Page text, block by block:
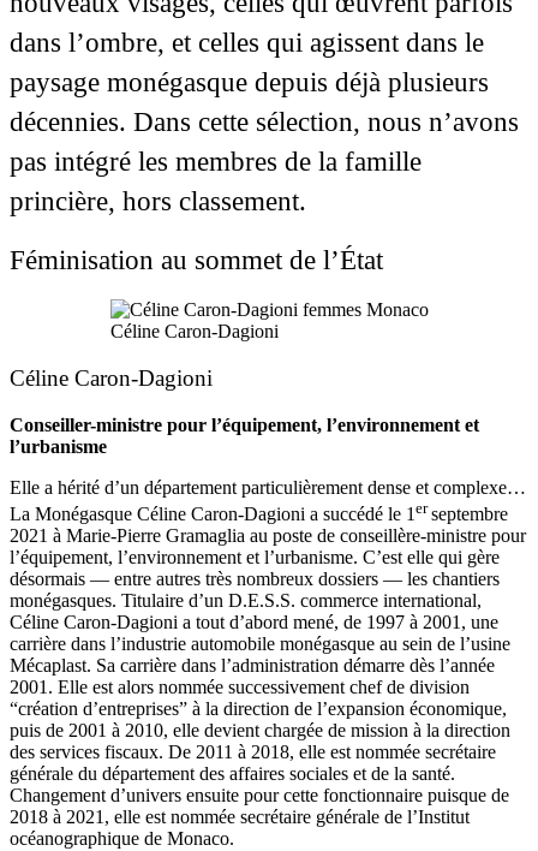
dans l’ombre, et celles qui agissent dans le
paysage monégasque depuis déjà plusieurs
décennies. Dans cette sélection, nous n’avons
pas intégré les membres de la famille
princière, hors classement.
Féminisation au sommet de l’État
Céline Caron-Dagioni
Céline Caron-Dagioni
Conseiller-ministre pour l’équipement, l’environnement et
l’urbanisme
Elle a hérité d’un département particulièrement dense et complexe…
La Monégasque Céline Caron-Dagioni a succédé le 1 erseptembre
2021 à Marie-Pierre Gramaglia au poste de conseillère-ministre pour
l’équipement, l’environnement et l’urbanisme. C’est elle qui gère
désormais — entre autres très nombreux dossiers — les chantiers
monégasques. Titulaire d’un D.E.S.S. commerce international,
Céline Caron-Dagioni a tout d’abord mené, de 1997 à 2001, une
carrière dans l’industrie automobile monégasque au sein de l’usine
Mécaplast. Sa carrière dans l’administration démarre dès l’année
2001. Elle est alors nommée successivement chef de division
“création d’entreprises” à la direction de l’expansion économique,
puis de 2001 à 2010, elle devient chargée de mission à la direction
des services fiscaux. De 2011 à 2018, elle est nommée secrétaire
générale du département des affaires sociales et de la santé.
Changement d’univers ensuite pour cette fonctionnaire puisque de
2018 à 2021, elle est nommée secrétaire générale de l’Institut
océanographique de Monaco.